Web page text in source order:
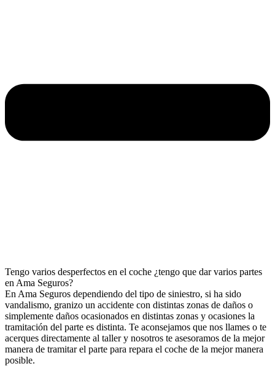
Tengo varios desperfectos en el coche ¿tengo que dar varios partes
en Ama Seguros?
En Ama Seguros dependiendo del tipo de siniestro, si ha sido
vandalismo, granizo un accidente con distintas zonas de daños o
simplemente daños ocasionados en distintas zonas y ocasiones la
tramitación del parte es distinta. Te aconsejamos que nos llames o te
acerques directamente al taller y nosotros te asesoramos de la mejor
manera de tramitar el parte para repara el coche de la mejor manera
posible.